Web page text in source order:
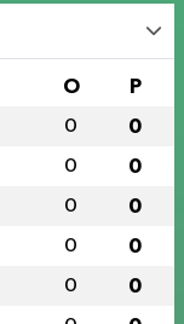
O P
0 0
0 0
0 0
0 0
0 0